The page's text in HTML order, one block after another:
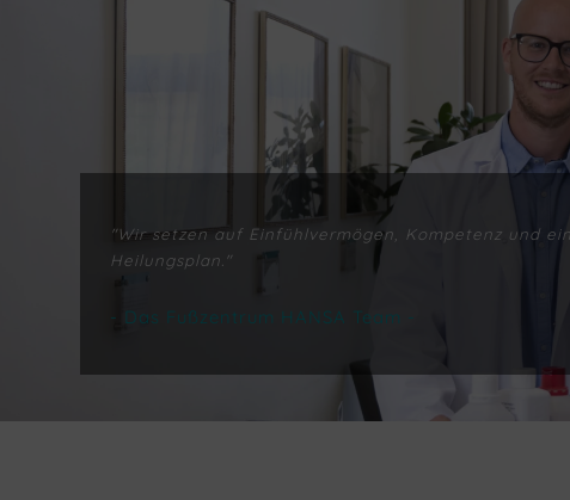
"Wir setzen auf Einfühlvermögen, Kompetenz und
Heilungsplan."
- Das Fußzentrum HANSA Team -